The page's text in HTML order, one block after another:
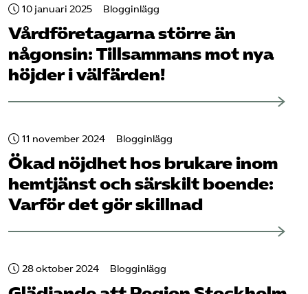
10 januari 2025 Blogginlägg
Vård­företagarna större än
någonsin: Tillsammans mot nya
höjder i välfärden!
11 november 2024 Blogginlägg
Ökad nöjdhet hos brukare inom
hemtjänst och särskilt boende:
Varför det gör skillnad
28 oktober 2024 Blogginlägg